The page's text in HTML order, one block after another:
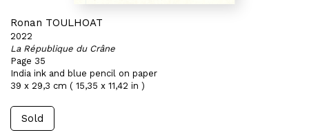
Ronan TOULHOAT
2022
La République du Crâne
Page 35
India ink and blue pencil on paper
39 x 29,3 cm ( 15,35 x 11,42 in )
Sold